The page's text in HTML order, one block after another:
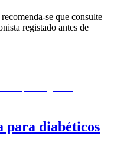
se que consulte
registado antes de
para diabéticos